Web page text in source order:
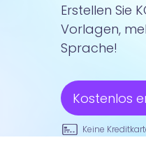
Erstellen Sie
Vorlagen,
Sprache!
Kostenlos
Keine